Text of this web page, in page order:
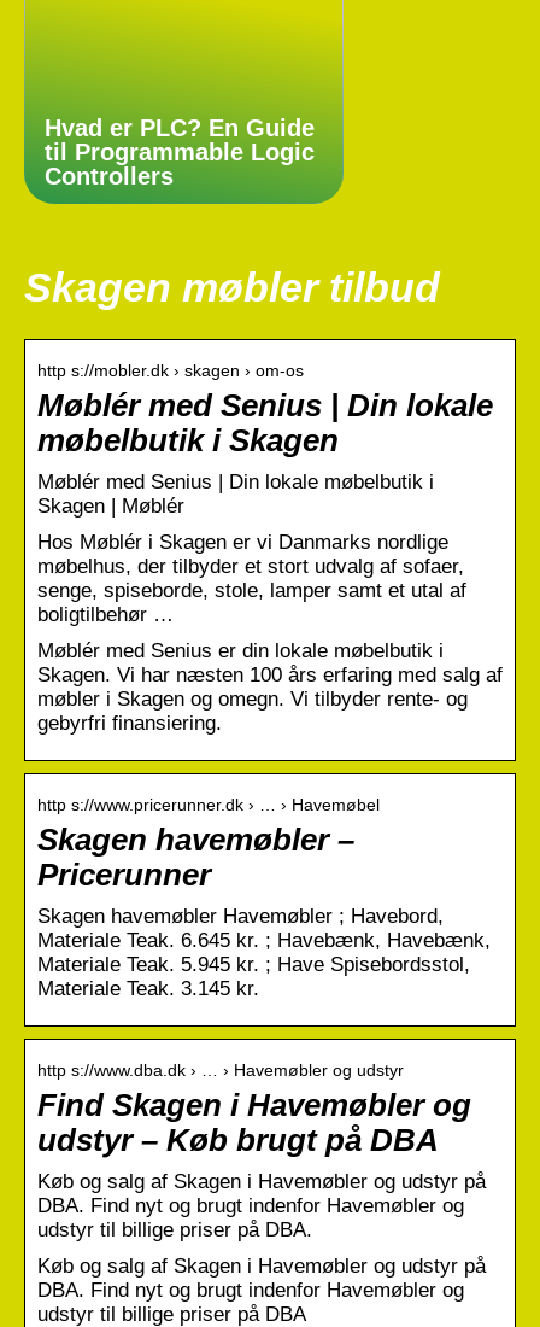
Hvad er PLC? En Guide
til Programmable Logic
Controllers
Skagen møbler tilbud
http s://mobler.dk › skagen › om-os
Møblér med Senius | Din lokale
møbelbutik i Skagen
Møblér med Senius | Din lokale møbelbutik i
Skagen | Møblér
Hos Møblér i Skagen er vi Danmarks nordlige
møbelhus, der tilbyder et stort udvalg af sofaer,
senge, spiseborde, stole, lamper samt et utal af
boligtilbehør …
Møblér med Senius er din lokale møbelbutik i
Skagen. Vi har næsten 100 års erfaring med salg af
møbler i Skagen og omegn. Vi tilbyder rente- og
gebyrfri finansiering.
http s://www.pricerunner.dk › … › Havemøbel
Skagen havemøbler –
Pricerunner
Skagen havemøbler Havemøbler ; Havebord,
Materiale Teak. 6.645 kr. ; Havebænk, Havebænk,
Materiale Teak. 5.945 kr. ; Have Spisebordsstol,
Materiale Teak. 3.145 kr.
http s://www.dba.dk › … › Havemøbler og udstyr
Find Skagen i Havemøbler og
udstyr – Køb brugt på DBA
Køb og salg af Skagen i Havemøbler og udstyr på
DBA. Find nyt og brugt indenfor Havemøbler og
udstyr til billige priser på DBA.
Køb og salg af Skagen i Havemøbler og udstyr på
DBA. Find nyt og brugt indenfor Havemøbler og
udstyr til billige priser på DBA